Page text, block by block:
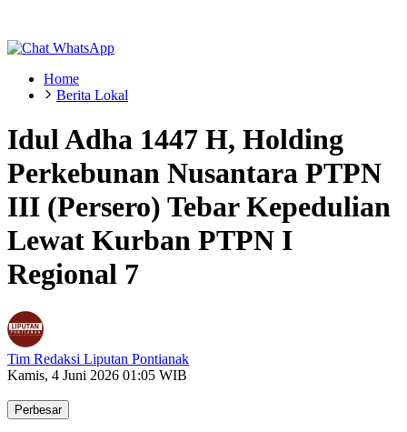
Home
Berita Lokal
Idul Adha 1447 H, Holding
Perkebunan Nusantara PTPN
III (Persero) Tebar Kepedulian
Lewat Kurban PTPN I
Regional 7
Tim Redaksi Liputan Pontianak
Kamis, 4 Juni 2026 01:05 WIB
Perbesar